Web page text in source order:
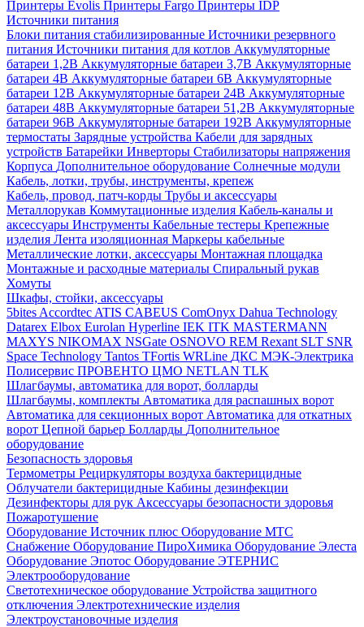
Принтеры Evolis Принтеры Fargo Принтеры IDP
Источники питания
Блоки питания стабилизированные Источники резервного
питания Источники питания для котлов Аккумуляторные
батареи 1,2В Аккумуляторные батареи 3,7В Аккумуляторные
батареи 4В Аккумуляторные батареи 6В Аккумуляторные
батареи 12В Аккумуляторные батареи 24В Аккумуляторные
батареи 48В Аккумуляторные батареи 51,2В Аккумуляторные
батареи 96В Аккумуляторные батареи 192В Аккумуляторные
термостаты Зарядные устройства Кабели для зарядных
устройств Батарейки Инверторы Стабилизаторы напряжения
Корпуса Дополнительное оборудование Солнечные модули
Кабель, лотки, трубы, инструменты, крепеж
Кабель, провод, патч-корды Трубы и аксессуары
Металлорукав Коммутационные изделия Кабель-каналы и
аксессуары Инструменты Кабельные тестеры Крепежные
изделия Лента изоляционная Маркеры кабельные
Металлические лотки, аксессуары Монтажная площадка
Монтажные и расходные материалы Спиральный рукав
Хомуты
Шкафы, стойки, аксессуары
5bites Accordtec ATIS CABEUS ComOnyx Dahua Technology
Datarex Elbox Eurolan Hyperline IEK ITK MASTERMANN
MAXYS NIKOMAX NSGate OSNOVO REM Rexant SLT SNR
Space Technology Tantos TFortis WRLine ДКС МЭК-Электрика
Полисервис ПРОВЕНТО ЦМО NETLAN TLK
Шлагбаумы, автоматика для ворот, болларды
Шлагбаумы, комплекты Автоматика для распашных ворот
Автоматика для секционных ворот Автоматика для откатных
ворот Цепной барьер Болларды Дополнительное
оборудование
Безопасность здоровья
Термометры Рециркуляторы воздуха бактерицидные
Облучатели бактерицидные Кабины дезинфекции
Дезинфекторы для рук Аксессуары безопасности здоровья
Пожаротушение
Оборудование Источник плюс Оборудование МТС
Снабжение Оборудование ПироХимика Оборудование Элеста
Оборудование Эпотос Оборудование ЭТЕРНИС
Электрооборудование
Светотехническое оборудование Устройства защитного
отключения Электротехнические изделия
Электроустановочные изделия